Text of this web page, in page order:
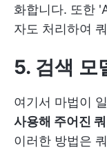
화합니다. 또한
자도 처리하여
5. 검색 모
여기서 마법이
사용해 주어진
이러한 방법은